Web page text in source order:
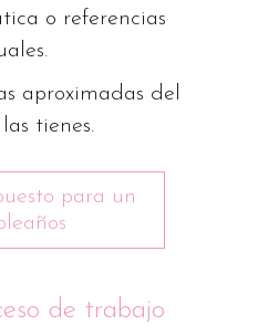
o referencias
aproximadas del
tienes.
para un
de trabajo